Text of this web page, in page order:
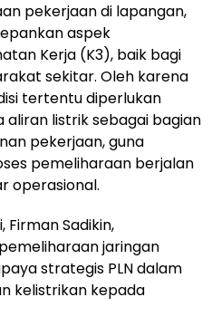
pekerjaan di lapangan,
aspek
Kerja (K3), baik bagi
sekitar. Oleh karena
tertentu diperlukan
listrik sebagai bagian
pekerjaan, guna
pemeliharaan berjalan
operasional.
Firman Sadikin,
jaringan
strategis PLN dalam
kelistrikan kepada